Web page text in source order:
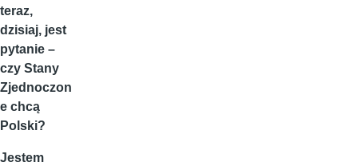
teraz,
dzisiaj, jest
pytanie –
czy Stany
Zjednoczon
e chcą
Polski?
Jestem